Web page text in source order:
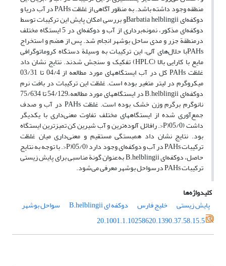
منطقه وجود داشته باشد. به منظور آگاهی از غلظت PAHs در آب دریا و
دوکفه‌ای Barbatia helblingiiو بررسی امکان پایش این ترکیبات توسط
دوکفه‌ای مذکور، نمونه‌برداری از آب و دوکفه‌ای در 5 ایستگاه مختلف
درمنطقة جزر و مدی ساحل بوشهر انجام شد. پس از هضم و استخراج
PAHsبا حلال‌های آلی، این ترکیبات به وسیلة دستگاه کروماتوگرافی
مایع با کارایی بالا (HPLC) تفکیک و سنجش شدند. نتایج نشان داد
غلظت PAHs کل در آب ایستگاههای مورد مطالعه از 04/4 تا 03/31
میکروگرم در لیتر متغیر بوده است. غلظت این ترکیبات در بافت نرم
دوکفه‌ای B.helblingii در ایستگاههای مورد مطالعه،54/129 تا 75/634
نانوگرم برگرم وزن خشک بوده است. غلظت PAHs در آب و صدف
جمع‌آوری شده از ایستگاههای مختلف تفاوت معنی‌داری با یکدیگر
داشت (05/0(P<. رافائل آلوده‌ترین و آب شیرین‌ کن تمیزترین ایستگاه
بود. نتایج نشان داد همبستگی مستقیم و معنی‌داری میان غلظت
ترکیبات PAHs در آب و دوکفه‌ای وجود دارد (05/0(P<. با توجه به نتایج
حاصل، دوکفه‌ای B.helblingii به‌عنوان گونة مناسبی برای پایش زیستی
ترکیبات PAHs درسواحل بوشهر معرفی می‌شود.
کلیدواژه‌ها
پایش زیستی
خلیج فارس دوکفه ای B.helblingii
سواحل بوشهر
20.1001.1.10258620.1390.37.58.15.5